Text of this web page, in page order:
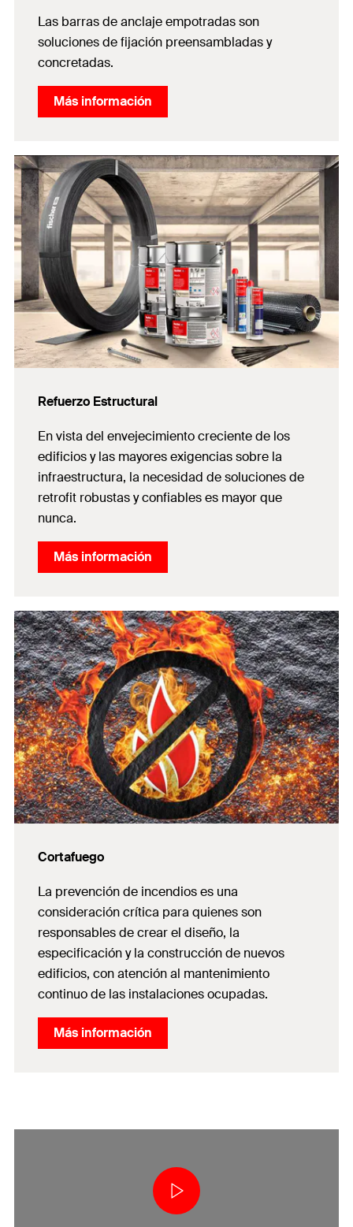
Las barras de anclaje empotradas son
soluciones de fijación preensambladas y
concretadas.
Más información
Refuerzo Estructural
En vista del envejecimiento creciente de los
edificios y las mayores exigencias sobre la
infraestructura, la necesidad de soluciones de
retrofit robustas y confiables es mayor que
nunca.
Más información
Cortafuego
La prevención de incendios es una
consideración crítica para quienes son
responsables de crear el diseño, la
especificación y la construcción de nuevos
edificios, con atención al mantenimiento
continuo de las instalaciones ocupadas.
Más información